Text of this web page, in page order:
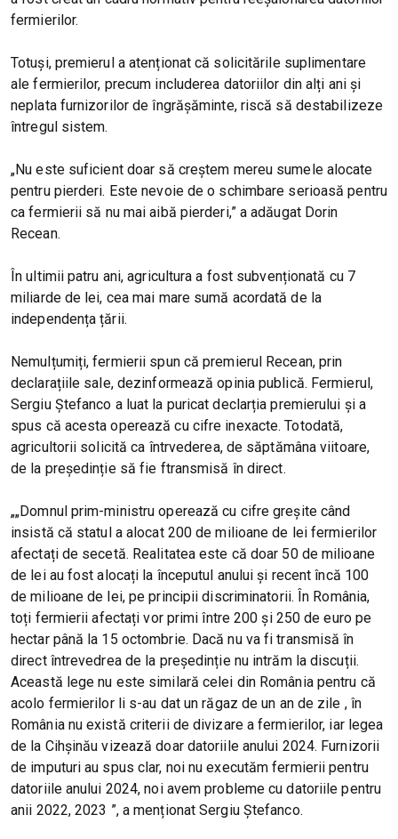
fermierilor.
Totuși, premierul a atenționat că solicitările suplimentare
ale fermierilor, precum includerea datoriilor din alți ani și
neplata furnizorilor de îngrășăminte, riscă să destabilizeze
întregul sistem.
„Nu este suficient doar să creștem mereu sumele alocate
pentru pierderi. Este nevoie de o schimbare serioasă pentru
ca fermierii să nu mai aibă pierderi,” a adăugat Dorin
Recean.
În ultimii patru ani, agricultura a fost subvenționată cu 7
miliarde de lei, cea mai mare sumă acordată de la
independența țării.
Nemulțumiți, fermierii spun că premierul Recean, prin
declarațiile sale, dezinformează opinia publică. Fermierul,
Sergiu Ștefanco a luat la puricat declarția premierului și a
spus că acesta operează cu cifre inexacte. Totodată,
agricultorii solicită ca întrvederea, de săptămâna viitoare,
de la președinție să fie ftransmisă în direct.
„„Domnul prim-ministru operează cu cifre greșite când
insistă că statul a alocat 200 de milioane de lei fermierilor
afectați de secetă. Realitatea este că doar 50 de milioane
de lei au fost alocați la începutul anului și recent încă 100
de milioane de lei, pe principii discriminatorii. În România,
toți fermierii afectați vor primi între 200 și 250 de euro pe
hectar până la 15 octombrie. Dacă nu va fi transmisă în
direct întrevedrea de la președinție nu intrăm la discuții.
Această lege nu este similară celei din România pentru că
acolo fermierilor li s-au dat un răgaz de un an de zile , în
România nu există criterii de divizare a fermierilor, iar legea
de la Cihșinău vizează doar datoriile anului 2024. Furnizorii
de imputuri au spus clar, noi nu executăm fermierii pentru
datoriile anului 2024, noi avem probleme cu datoriile pentru
anii 2022, 2023 ”, a menționat Sergiu Ștefanco.